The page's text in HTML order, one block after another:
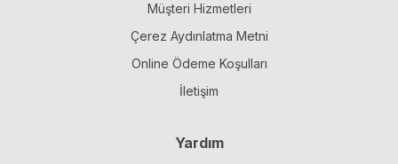
Müşteri Hizmetleri
Çerez Aydınlatma Metni
Online Ödeme Koşulları
İletişim
Yardım